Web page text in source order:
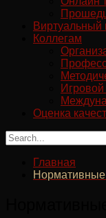
Виртуальный
Коллегам
Оценка
Главная